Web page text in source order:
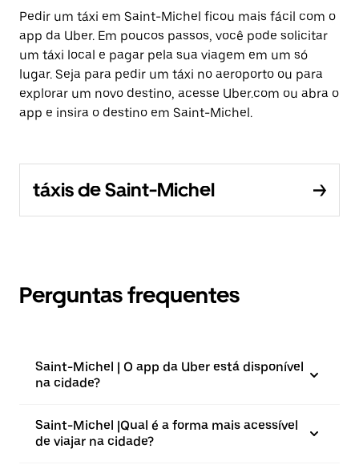
Pedir um táxi em Saint-Michel ficou mais fácil com o
app da Uber. Em poucos passos, você pode solicitar
um táxi local e pagar pela sua viagem em um só
lugar. Seja para pedir um táxi no aeroporto ou para
explorar um novo destino, acesse Uber.com ou abra o
app e insira o destino em Saint-Michel.
táxis de Saint-Michel
Perguntas frequentes
Saint-Michel | O app da Uber está disponível
na cidade?
Saint-Michel |⁠Qual é a forma mais acessível
de viajar na cidade?